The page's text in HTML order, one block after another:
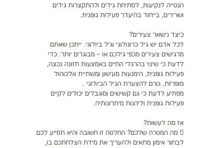
הנטייה לנקיעות, למתיחת גידים ולהתקצרות גידים
ושרירים, בייחוד בהיעדר פעילות גופנית.
כיצד נישאר צעירים?
לכל אדם יש גיל כרונולוגי וגיל ביולוגי. ייתכן שאתם
מרגישים צעירים מכפי גילכם או – מבוגרים יותר. כדי
לדעת כי שינוי בהרגלי החיים באמצעות תזונה נכונה,
פעילות גופנית, הימנעות מעישון ומשתיית אלכוהול
מופרזת, גורם להצערת הגיל הביולוגי .
מפתיע לדעת כי גם קשישים ומוגבלים יכולים לקיים
פעילות גופנית וליהנות מיתרונותיה.
אז מה לעשות?
 מה המטרה שלכם? החלטה זו חשובה והיא תסייע לכם
לבחור אימון מתאים ולהעריך את מידת הצלחתכם בו,